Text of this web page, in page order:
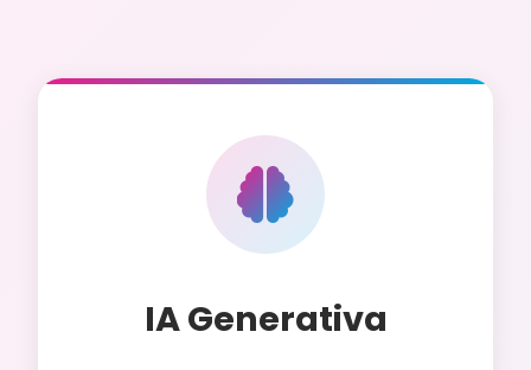
IA Generativa